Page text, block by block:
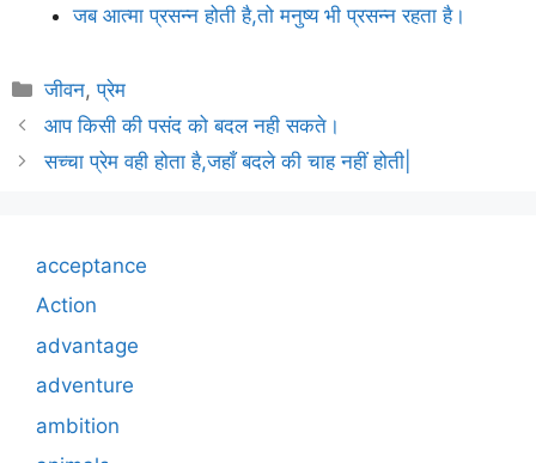
जब आत्मा प्रसन्न होती है,तो मनुष्य भी प्रसन्न रहता है।
Categories
जीवन,प्रेम
आप किसी की पसंद को बदल नही सकते।
सच्चा प्रेम वही होता है,जहाँ बदले की चाह नहीं होती|
acceptance
Action
advantage
adventure
ambition